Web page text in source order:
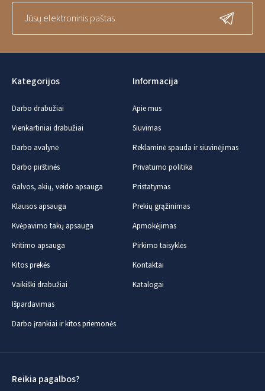
Kategorijos
Darbo drabužiai
Vienkartiniai drabužiai
Darbo avalynė
Darbo pirštinės
Galvos, akių, veido apsauga
Klausos apsauga
Kvėpavimo takų apsauga
Kritimo apsauga
Kitos prekės
Vaikiški drabužiai
Išpardavimas
Darbo įrankiai ir kitos priemonės
Informacija
Apie mus
Siuvimas
Reklaminė spauda ir siuvinėjimas
Privatumo politika
Pristatymas
Prekių grąžinimas
Apmokėjimas
Pirkimo taisyklės
Kontaktai
Katalogai
Reikia pagalbos?